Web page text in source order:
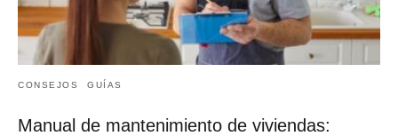
CONSEJOS GUÍAS
Manual de mantenimiento de viviendas: